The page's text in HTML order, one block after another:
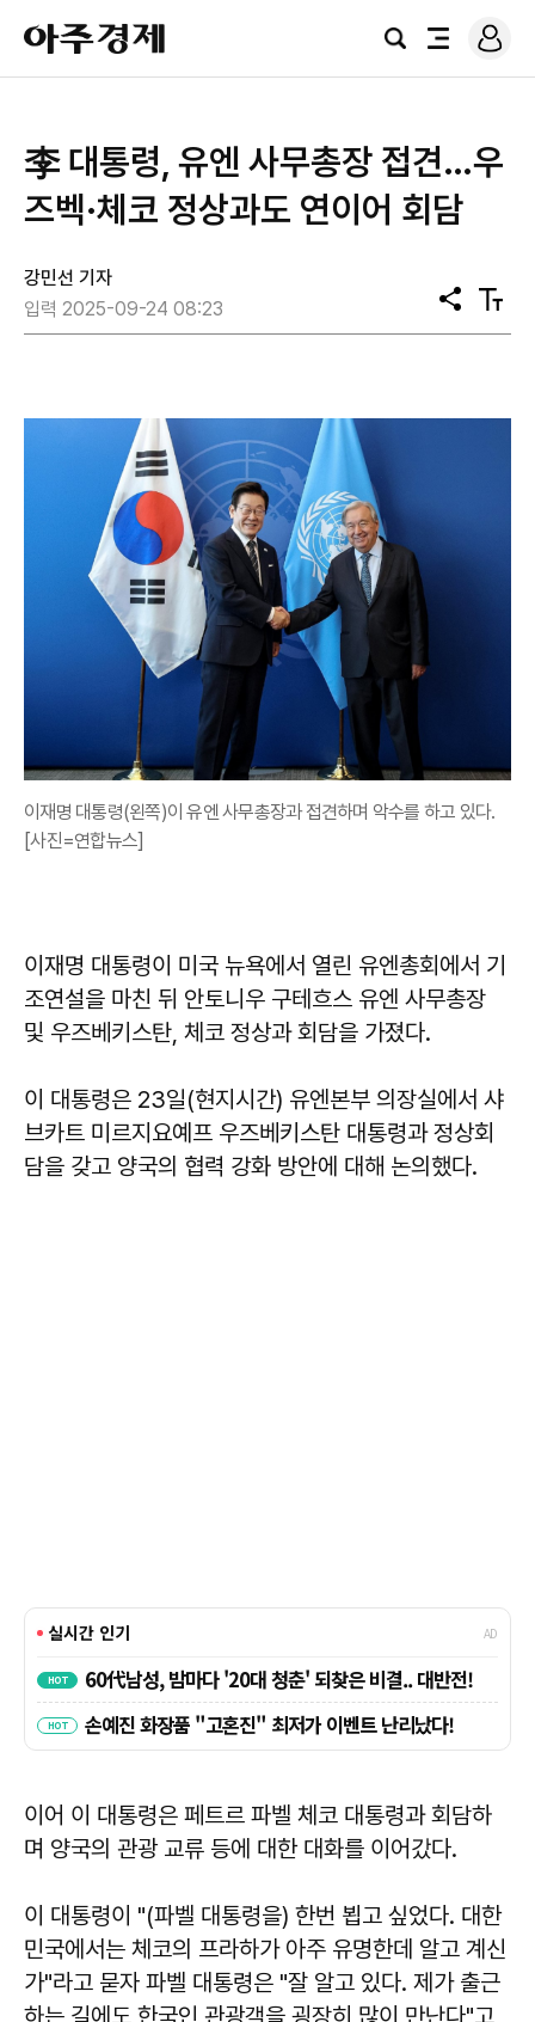
아
주
경
검
전
로
그
李 대통령, 유엔 사무총장 접견…우
즈벡·체코 정상과도 연이어 회담
강민선 기자
입력 2025-09-24 08:23
공
유
텍
스
이재명 대통령(왼쪽)이 유엔 사무총장과 접견하며 악수를 하고 있다.
[사진=연합뉴스]
이재명 대통령이 미국 뉴욕에서 열린 유엔총회에서 기
조연설을 마친 뒤 안토니우 구테흐스 유엔 사무총장
및 우즈베키스탄, 체코 정상과 회담을 가졌다.
이 대통령은 23일(현지시간) 유엔본부 의장실에서 샤
브카트 미르지요예프 우즈베키스탄 대통령과 정상회
담을 갖고 양국의 협력 강화 방안에 대해 논의했다.
이어 이 대통령은 페트르 파벨 체코 대통령과 회담하
며 양국의 관광 교류 등에 대한 대화를 이어갔다.
이 대통령이 "(파벨 대통령을) 한번 뵙고 싶었다. 대한
민국에서는 체코의 프라하가 아주 유명한데 알고 계신
가"라고 묻자 파벨 대통령은 "잘 알고 있다. 제가 출근
하는 길에도 한국인 관광객을 굉장히 많이 만난다"고